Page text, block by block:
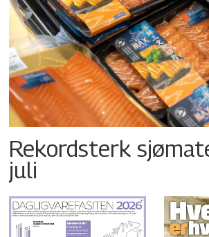
Rekordsterk
juli